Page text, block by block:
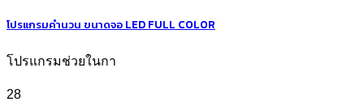
โปรแกรมคำนวน ขนาดจอ LED FULL COLOR
โปรแกรมช่วยในกา
28